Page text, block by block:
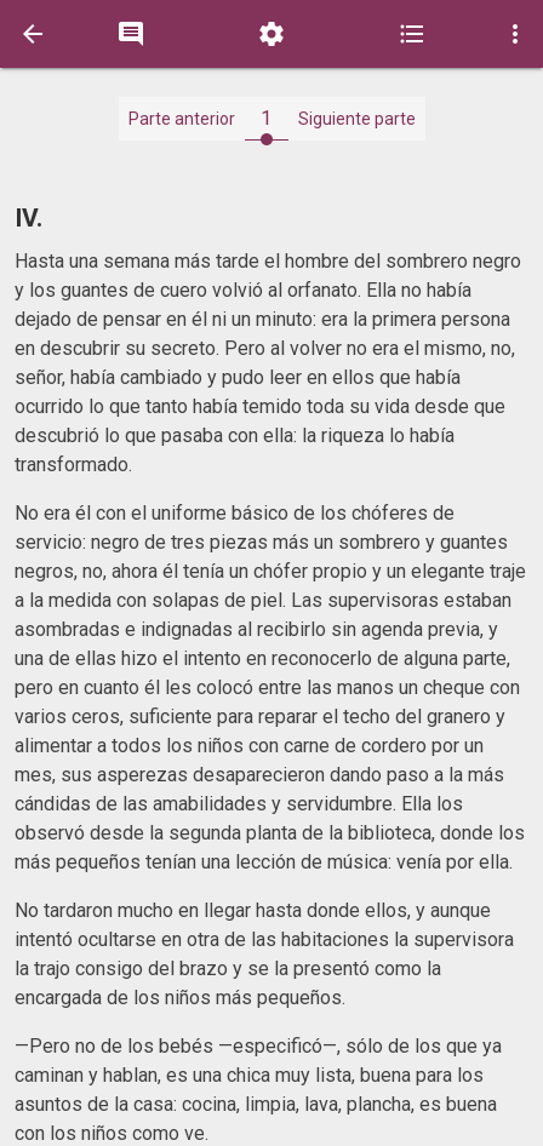
    
Parte anterior 1 Siguiente parte
IV.
Hasta una semana más tarde el hombre del sombrero negro
y los guantes de cuero volvió al orfanato. Ella no había
dejado de pensar en él ni un minuto: era la primera persona
en descubrir su secreto. Pero al volver no era el mismo, no,
señor, había cambiado y pudo leer en ellos que había
ocurrido lo que tanto había temido toda su vida desde que
descubrió lo que pasaba con ella: la riqueza lo había
transformado.
No era él con el uniforme básico de los chóferes de
servicio: negro de tres piezas más un sombrero y guantes
negros, no, ahora él tenía un chófer propio y un elegante traje
a la medida con solapas de piel. Las supervisoras estaban
asombradas e indignadas al recibirlo sin agenda previa, y
una de ellas hizo el intento en reconocerlo de alguna parte,
pero en cuanto él les colocó entre las manos un cheque con
varios ceros, suficiente para reparar el techo del granero y
alimentar a todos los niños con carne de cordero por un
mes, sus asperezas desaparecieron dando paso a la más
cándidas de las amabilidades y servidumbre. Ella los
observó desde la segunda planta de la biblioteca, donde los
más pequeños tenían una lección de música: venía por ella.
No tardaron mucho en llegar hasta donde ellos, y aunque
intentó ocultarse en otra de las habitaciones la supervisora
la trajo consigo del brazo y se la presentó como la
encargada de los niños más pequeños.
—Pero no de los bebés —especificó—, sólo de los que ya
caminan y hablan, es una chica muy lista, buena para los
asuntos de la casa: cocina, limpia, lava, plancha, es buena
con los niños como ve.